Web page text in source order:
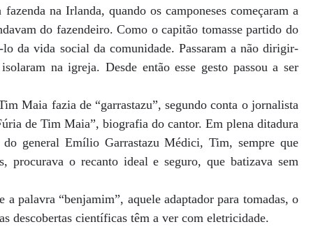
na Irlanda, quando os camponeses começaram a
do fazendeiro. Como o capitão tomasse partido do
da vida social da comunidade. Passaram a não dirigir-
na igreja. Desde então esse gesto passou a ser
Maia fazia de “garrastazu”, segundo conta o jornalista
de Tim Maia”, biografia do cantor. Em plena ditadura
general Emílio Garrastazu Médici, Tim, sempre que
procurava o recanto ideal e seguro, que batizava sem
palavra “benjamim”, aquele adaptador para tomadas, o
descobertas científicas têm a ver com eletricidade.